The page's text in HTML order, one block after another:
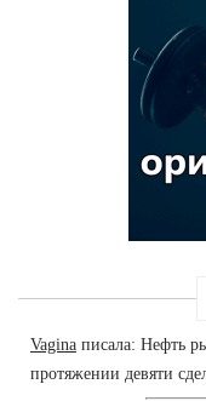
Vagina писала: Нефть
протяжении девяти